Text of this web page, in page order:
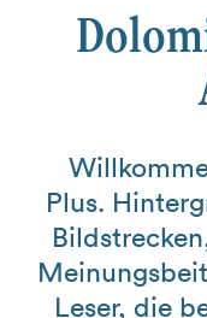
Plus.
Leser, die